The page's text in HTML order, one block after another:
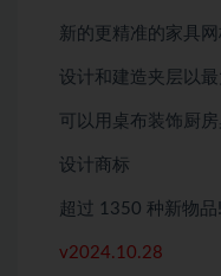
新的更精准的家具
设计和建造夹层以
可以用桌布装饰厨
设计商标
超过 1350 种新物品!
v2024.10.28